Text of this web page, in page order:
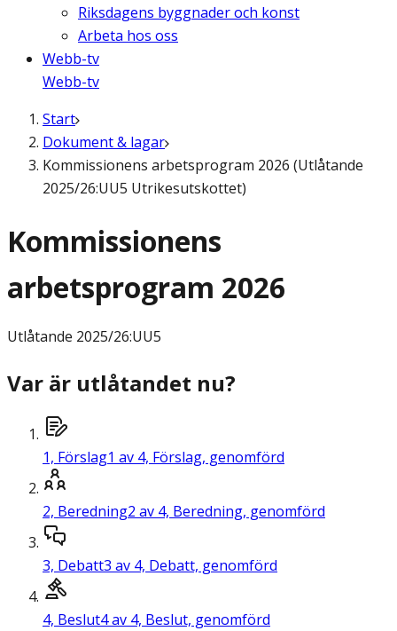
Riksdagens byggnader och konst
Arbeta hos oss
Webb-tv
Webb-tv
Start
Dokument & lagar
Kommissionens arbetsprogram 2026 (Utlåtande
2025/26:UU5 Utrikesutskottet)
Kommissionens
arbetsprogram 2026
Utlåtande 2025/26:UU5
Var är utlåtandet nu?
1, Förslag1 av 4, Förslag, genomförd
2, Beredning2 av 4, Beredning, genomförd
3, Debatt3 av 4, Debatt, genomförd
4, Beslut4 av 4, Beslut, genomförd